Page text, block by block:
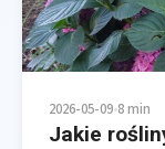
2026-05-09•8 min
Jakie